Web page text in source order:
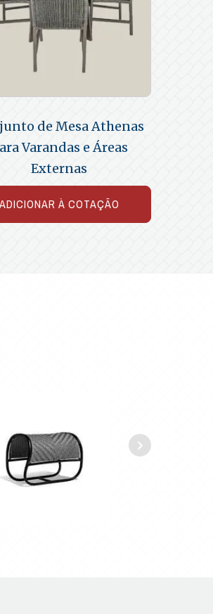
de Mesa Athenas
Varandas e Áreas
Externas
ADICIONAR À COTAÇÃO